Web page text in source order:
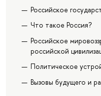
Российское
Что такое Россия?
Российское
российской
Политическое
Вызовы будущего и